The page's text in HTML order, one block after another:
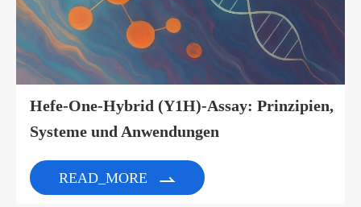
Hefe-One-Hybrid (Y1H)-Assay: Prinzipien,
Systeme und Anwendungen
READ_MORE 